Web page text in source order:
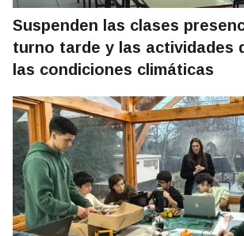
Suspenden las clases
turno tarde y las actividades
las condiciones climáticas